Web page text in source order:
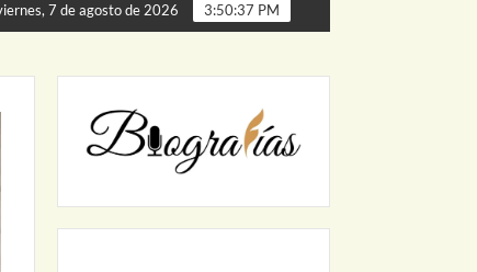
Palmillas ARRANCA JAPAM EL PROGRAMA “AGUA
7 de agosto de 2026 3:50:38 PM